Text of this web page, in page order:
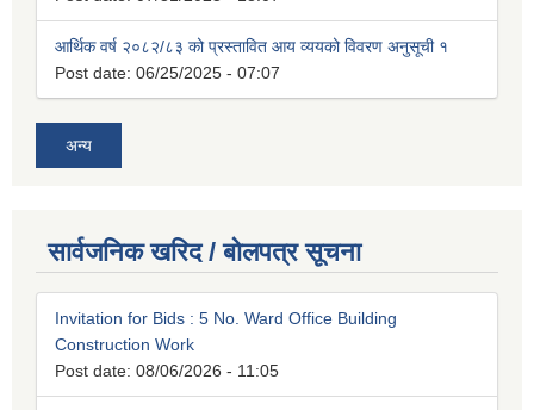
आर्थिक वर्ष २०८२/८३ को प्रस्तावित आय व्ययको विवरण अनुसूची १
Post date: 06/25/2025 - 07:07
अन्य
सार्वजनिक खरिद / बोलपत्र सूचना
Invitation for Bids : 5 No. Ward Office Building
Construction Work
Post date: 08/06/2026 - 11:05